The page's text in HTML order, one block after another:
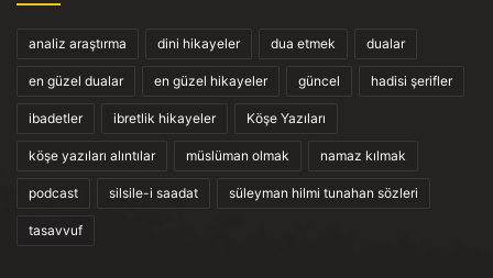
analiz araştırma dini hikayeler dua etmek dualar
en güzel dualar en güzel hikayeler güncel hadisi şerifler
ibadetler ibretlik hikayeler Köşe Yazıları
köşe yazıları alıntılar müslüman olmak namaz kılmak
podcast silsile-i saadat süleyman hilmi tunahan sözleri
tasavvuf